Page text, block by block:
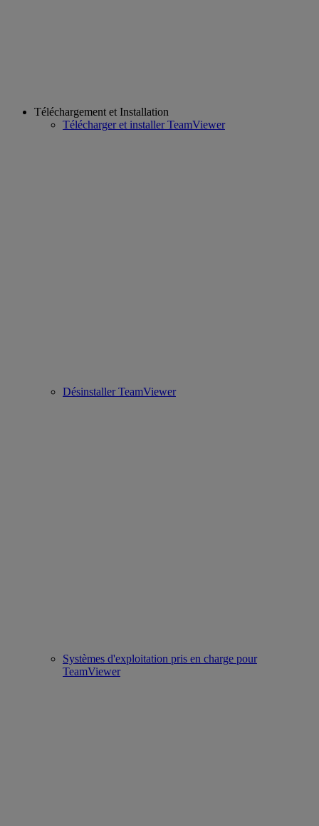
Téléchargement et Installation
Télécharger et installer TeamViewer
Désinstaller TeamViewer
Systèmes d'exploitation pris en charge pour
TeamViewer